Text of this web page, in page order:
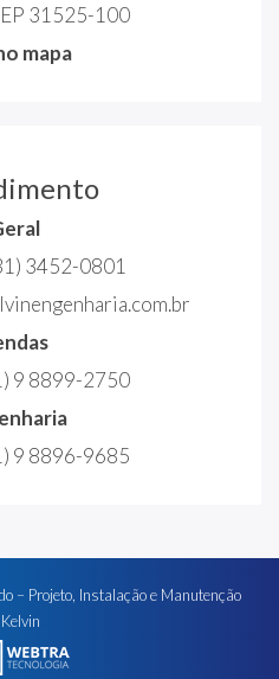
31525-100
mapa
3452-0801
9 8899-2750
9 8896-9685
– Projeto, Instalação e Manutenção